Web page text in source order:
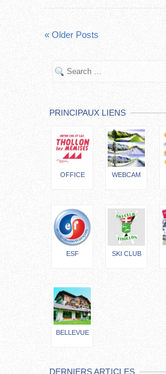
« Older Posts
PRINCIPAUX LIENS
OFFICE WEBCAM
ESF SKI CLUB
BELLEVUE
DERNIERS ARTICLES